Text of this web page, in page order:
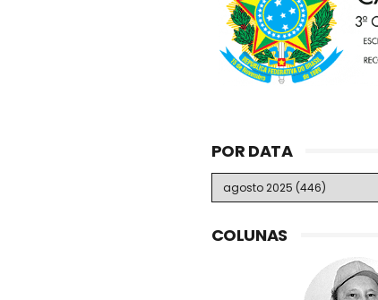
POR DATA
COLUNAS